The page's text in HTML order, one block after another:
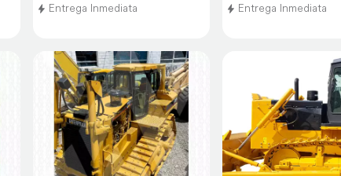
Entrega Inmediata Entrega Inmediata